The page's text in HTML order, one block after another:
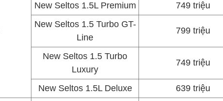
New Seltos 1.5L Premium
749 triệu
New Seltos 1.5 Turbo GT-
Line
799 triệu
New Seltos 1.5 Turbo
Luxury
749 triệu
New Seltos 1.5L Deluxe 639 triệu